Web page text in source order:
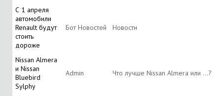
С 1 апреля
автомобили
Renault будут
стоить
дороже
Бот Новостей Новости
Nissan Almera
и Nissan
Bluebird
Sylphy
Аdmin Что лучше Nissan Almera или ...?